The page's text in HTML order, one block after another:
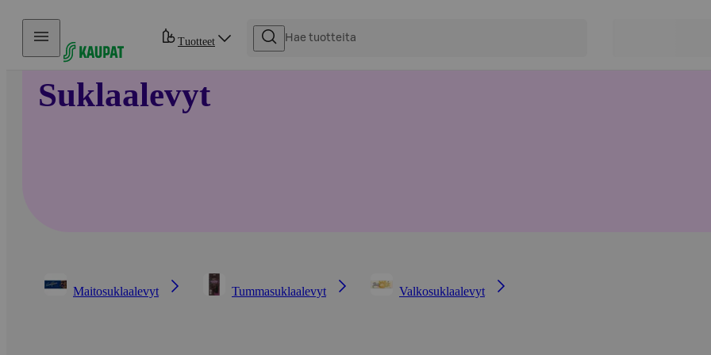
Hyppää sisältöön
Tuotteet
Suklaalevyt
Maitosuklaalevyt Tummasuklaalevyt Valkosuklaalevyt